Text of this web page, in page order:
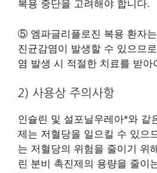
복용 중단을 고려해야 합니다.
⑤ 엠파글리플로진 복용 환자
진균감염이 발생할 수 있으므
염 발생 시 적절한 치료를 받아
2) 사용상 주의사항
인슐린 및 설포닐우레아*와 같
제는 저혈당을 일으킬 수 있으
는 저혈당의 위험을 줄이기 위
린 분비 촉진제의 용량을 줄이